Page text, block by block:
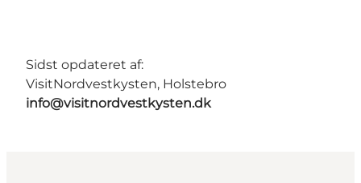
Sidst opdateret af:
VisitNordvestkysten, Holstebro
info@visitnordvestkysten.dk